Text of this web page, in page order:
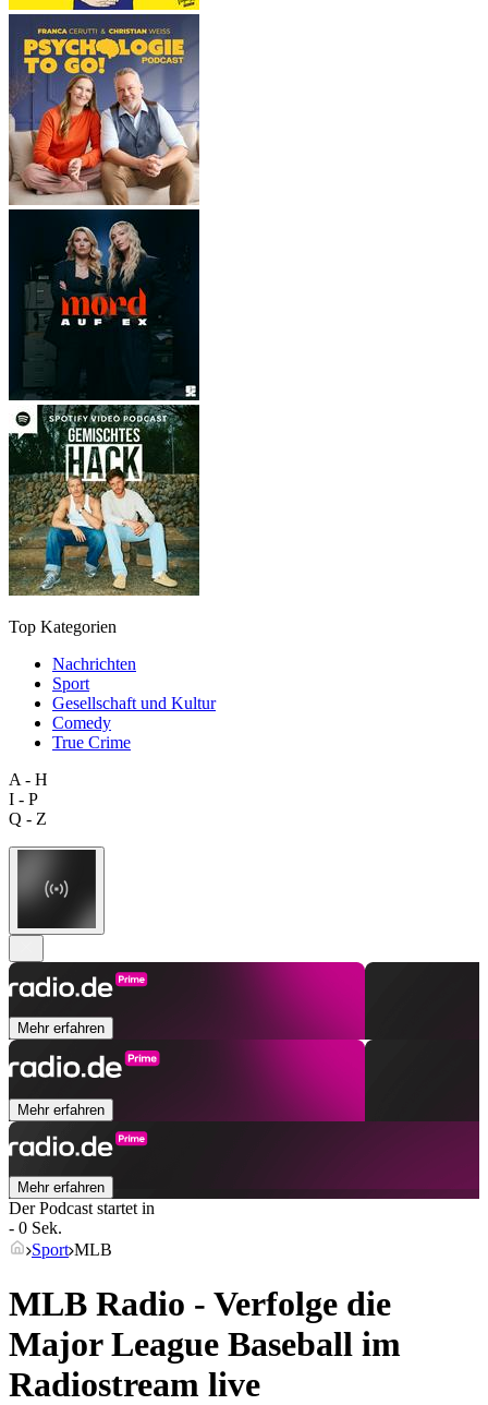
Top Kategorien
Nachrichten
Sport
Gesellschaft und Kultur
Comedy
True Crime
A - H
I - P
Q - Z
Mehr erfahren
Mehr erfahren
Mehr erfahren
Der Podcast startet in
- 0 Sek.
Sport MLB
MLB Radio - Verfolge die
Major League Baseball im
Radiostream live